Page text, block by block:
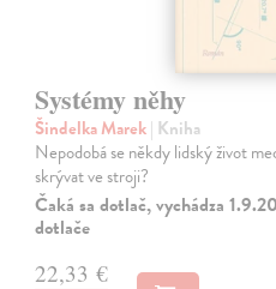
Systémy něhy
Šindelka Marek| Kniha
Nepodobá se někdy lidský život
skrývat ve stroji?
Čaká sa dotlač, vychádza
dotlače
22,33 €